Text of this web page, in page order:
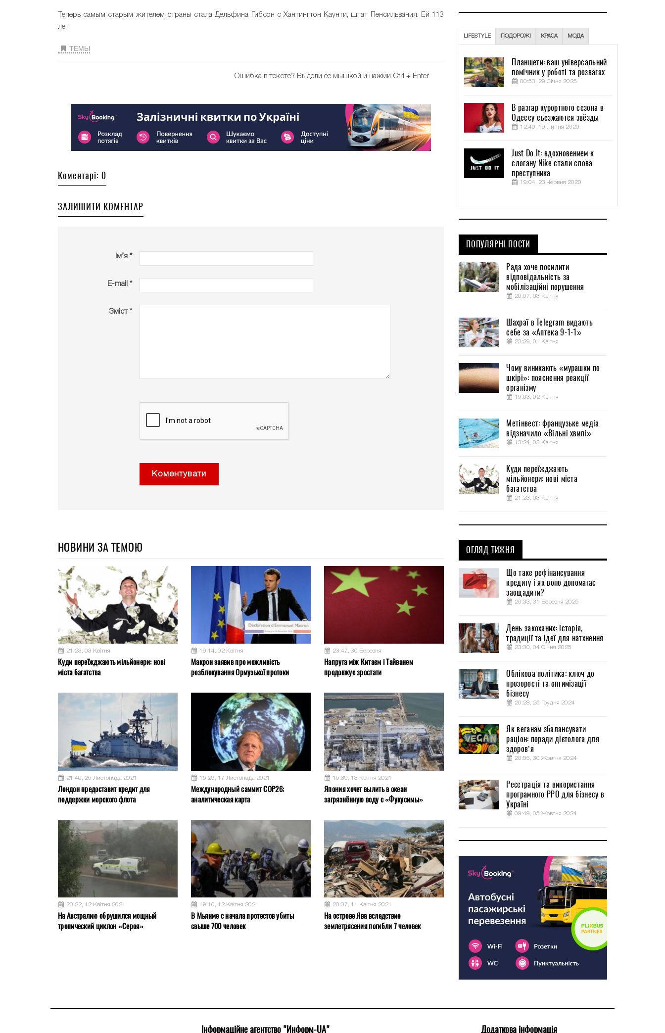
Теперь самым старым жителем страны стала Дельфина Гибсон с Хантингтон Каунти, штат Пенсильвания. Ей 113
лет.
ТЕМЫ
Ошибка в тексте? Выдели ее мышкой и нажми Ctrl + Enter
Коментарі: 0
ЗАЛИШИТИ КОМЕНТАР
Ім’я *
E-mail *
Зміст *
Коментувати
НОВИНИ ЗА ТЕМОЮ
21:23, 03 Квітня
Куди переїжджають мільйонери: нові
міста багатства
19:14, 02 Квітня
Макрон заявив про можливість
розблокування Ормузької протоки
23:47, 30 Березня
Напруга між Китаєм і Тайванем
продовжує зростати
21:40, 25 Листопада 2021
Лондон предоставит кредит для
поддержки морского флота
15:29, 17 Листопада 2021
Международный саммит COP26:
аналитическая карта
15:39, 13 Квітня 2021
Япония хочет вылить в океан
загрязнённую воду с «Фукусимы»
20:22, 12 Квітня 2021
На Австралию обрушился мощный
тропический циклон «Сероя»
19:10, 12 Квітня 2021
В Мьянме с начала протестов убиты
свыше 700 человек
20:37, 11 Квітня 2021
На острове Ява вследствие
землетрясения погибли 7 человек
LIFESTYLE ПОДОРОЖІ КРАСА МОДА
Планшети: ваш універсальний
помічник у роботі та розвагах
00:53, 29 Січня 2025
В разгар курортного сезона в
Одессу съезжаются звёзды
12:40, 19 Липня 2020
Just Do It: вдохновением к
слогану Nike стали слова
преступника
19:04, 23 Червня 2020
ПОПУЛЯРНІ ПОСТИ
Рада хоче посилити
відповідальність за
мобілізаційні порушення
20:07, 03 Квітня
Шахраї в Telegram видають
себе за «Аптека 9-1-1»
23:29, 01 Квітня
Чому виникають «мурашки по
шкірі»: пояснення реакції
організму
19:03, 02 Квітня
Метінвест: французьке медіа
відзначило «Вільні хвилі»
13:24, 03 Квітня
Куди переїжджають
мільйонери: нові міста
багатства
21:23, 03 Квітня
ОГЛЯД ТИЖНЯ
Що таке рефінансування
кредиту і як воно допомагає
заощадити?
20:33, 31 Березня 2025
День закоханих: історія,
традиції та ідеї для натхнення
23:30, 04 Січня 2025
Облікова політика: ключ до
прозорості та оптимізації
бізнесу
20:28, 25 Грудня 2024
Як веганам збалансувати
раціон: поради дієтолога для
здоров’я
20:55, 30 Жовтня 2024
Реєстрація та використання
програмного РРО для бізнесу в
Україні
09:49, 05 Жовтня 2024
Інформаційне агентство "Информ-UA" Додаткова інформація